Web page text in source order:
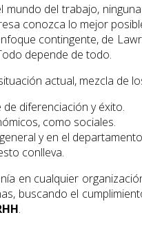
del trabajo,
conozca lo mejor
contingente, de
depende de todo.
actual, mez­cla
diferenciación y éxito.
como socia­les.
y en el
conlleva.
en cualquier
buscando el
.